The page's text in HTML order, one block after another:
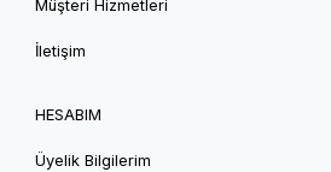
Müşteri Hizmetleri
İletişim
HESABIM
Üyelik Bilgilerim